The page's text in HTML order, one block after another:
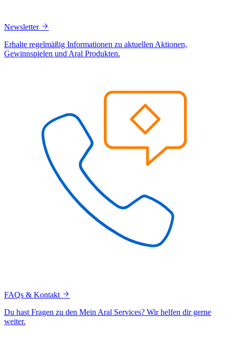
Newsletter
Erhalte regelmäßig Informationen zu aktuellen Aktionen,
Gewinnspielen und Aral Produkten.
FAQs & Kontakt
Du hast Fragen zu den Mein Aral Services? Wir helfen dir gerne
weiter.